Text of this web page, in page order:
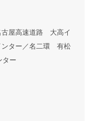
屋高速道路 大高イ
ンター／名二環 有松
ター